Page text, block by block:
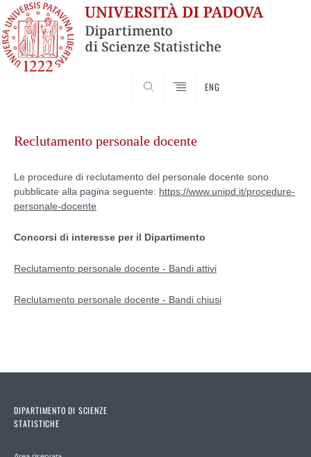
ENG
contenuto
Reclutamento personale docente
Le procedure di reclutamento del personale docente sono
pubblicate alla pagina seguente: https://www.unipd.it/procedure-
personale-docente
Concorsi di interesse per il Dipartimento
Reclutamento personale docente - Bandi attivi
Reclutamento personale docente - Bandi chiusi
DIPARTIMENTO DI SCIENZE
STATISTICHE